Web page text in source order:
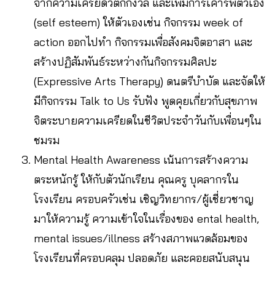
จากความเครียดวิตกกังวล และเพิ่มการเคารพตัวเอง
(self esteem) ให้ตัวเองเช่น กิจกรรม week of
action ออกไปทํา กิจกรรมเพื่อสังคมจิตอาสา และ
สร้างปฏิสัมพันธ์ระหว่างกันกิจกรรมศิลปะ
(Expressive Arts Therapy) ดนตรีบําบัด และจัดให้
มีกิจกรรม Talk to Us รับฟัง พูดคุยเกี่ยวกับสุขภาพ
จิตระบายความเครียดในชีวิตประจําวันกับเพื่อนๆใน
ชมรม
Mental Health Awareness เน้นการสร้างความ
ตระหนักรู้ ให้กับตัวนักเรียน คุณครู บุคลากรใน
โรงเรียน ครอบครัวเช่น เชิญวิทยากร/ผู้เชี่ยวชาญ
มาให้ความรู้ ความเข้าใจในเรื่องของ ental health,
mental issues/illness สร้างสภาพแวดล้อมของ
โรงเรียนที่ครอบคลุม ปลอดภัย และคอยสนับสนุน